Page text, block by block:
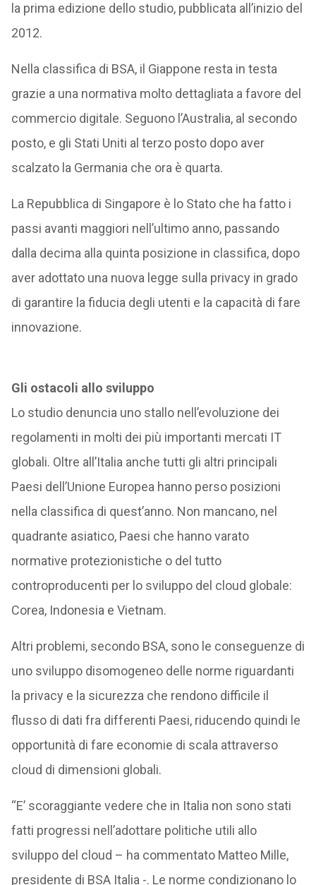
la prima edizione dello studio, pubblicata all’inizio del
2012.
Nella classifica di BSA, il Giappone resta in testa
grazie a una normativa molto dettagliata a favore del
commercio digitale. Seguono l’Australia, al secondo
posto, e gli Stati Uniti al terzo posto dopo aver
scalzato la Germania che ora è quarta.
La Repubblica di Singapore è lo Stato che ha fatto i
passi avanti maggiori nell’ultimo anno, passando
dalla decima alla quinta posizione in classifica, dopo
aver adottato una nuova legge sulla privacy in grado
di garantire la fiducia degli utenti e la capacità di fare
innovazione.
Gli ostacoli allo sviluppo
Lo studio denuncia uno stallo nell’evoluzione dei
regolamenti in molti dei più importanti mercati IT
globali. Oltre all’Italia anche tutti gli altri principali
Paesi dell’Unione Europea hanno perso posizioni
nella classifica di quest’anno. Non mancano, nel
quadrante asiatico, Paesi che hanno varato
normative protezionistiche o del tutto
controproducenti per lo sviluppo del cloud globale:
Corea, Indonesia e Vietnam.
Altri problemi, secondo BSA, sono le conseguenze di
uno sviluppo disomogeneo delle norme riguardanti
la privacy e la sicurezza che rendono difficile il
flusso di dati fra differenti Paesi, riducendo quindi le
opportunità di fare economie di scala attraverso
cloud di dimensioni globali.
“E’ scoraggiante vedere che in Italia non sono stati
fatti progressi nell’adottare politiche utili allo
sviluppo del cloud – ha commentato Matteo Mille,
presidente di BSA Italia -. Le norme condizionano lo